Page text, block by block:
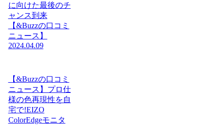
に向けた最後のチ
ャンス到来
【&Buzzの口コミ
ニュース】
2024.04.09
【&Buzzの口コミ
ニュース】プロ仕
様の色再現性を自
宅で!EIZO
ColorEdgeモニタ